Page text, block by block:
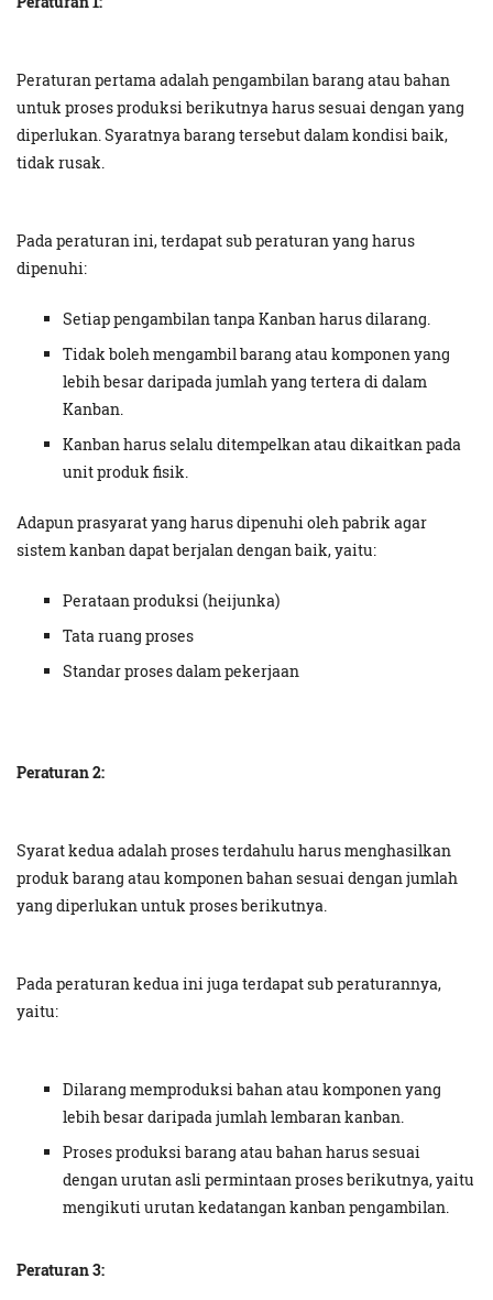
Peraturan pertama adalah pengambilan barang atau bahan
untuk proses produksi berikutnya harus sesuai dengan yang
diperlukan. Syaratnya barang tersebut dalam kondisi baik,
tidak rusak.
Pada peraturan ini, terdapat sub peraturan yang harus
dipenuhi:
Setiap pengambilan tanpa Kanban harus dilarang.
Tidak boleh mengambil barang atau komponen yang
lebih besar daripada jumlah yang tertera di dalam
Kanban.
Kanban harus selalu ditempelkan atau dikaitkan pada
unit produk fisik.
Adapun prasyarat yang harus dipenuhi oleh pabrik agar
sistem kanban dapat berjalan dengan baik, yaitu:
Perataan produksi (heijunka)
Tata ruang proses
Standar proses dalam pekerjaan
Peraturan 2:
Syarat kedua adalah proses terdahulu harus menghasilkan
produk barang atau komponen bahan sesuai dengan jumlah
yang diperlukan untuk proses berikutnya.
Pada peraturan kedua ini juga terdapat sub peraturannya,
yaitu:
Dilarang memproduksi bahan atau komponen yang
lebih besar daripada jumlah lembaran kanban.
Proses produksi barang atau bahan harus sesuai
dengan urutan asli permintaan proses berikutnya, yaitu
mengikuti urutan kedatangan kanban pengambilan.
Peraturan 3: